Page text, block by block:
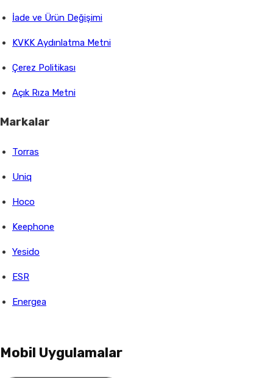
İade ve Ürün Değişimi
KVKK Aydınlatma Metni
Çerez Politikası
Açık Rıza Metni
Markalar
Torras
Uniq
Hoco
Keephone
Yesido
ESR
Energea
Mobil Uygulamalar